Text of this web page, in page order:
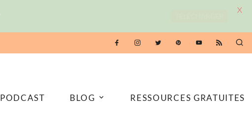
PODCAST BLOG RESSOURCES GRATUITES
X